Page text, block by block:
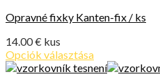
Opravné fixky Kanten-fix / ks
14.00€ kus
Opciók választása